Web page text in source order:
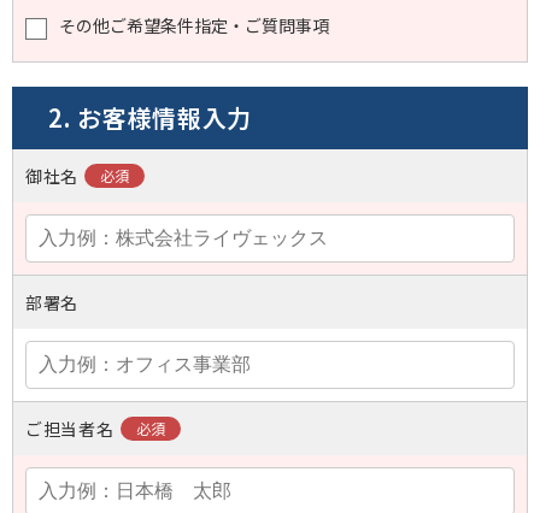
その他ご希望条件指定・ご質問事項
2. お客様情報入力
御社名
部署名
ご担当者名